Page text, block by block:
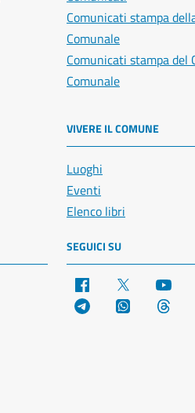
Comunicati stampa
Comunale
Comunicati stampa del
Comunale
VIVERE IL COMUNE
Luoghi
Eventi
Elenco libri
SEGUICI SU
Facebook
Telegram WhatsApp